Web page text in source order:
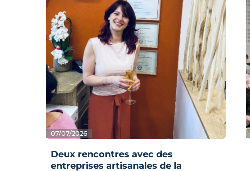
07/07/2026
Deux rencontres avec des
entreprises artisanales de la